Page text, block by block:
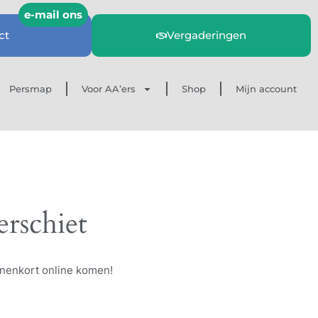
Vergaderingen
Persmap Voor AA’ers Shop Mijn account
online komen!